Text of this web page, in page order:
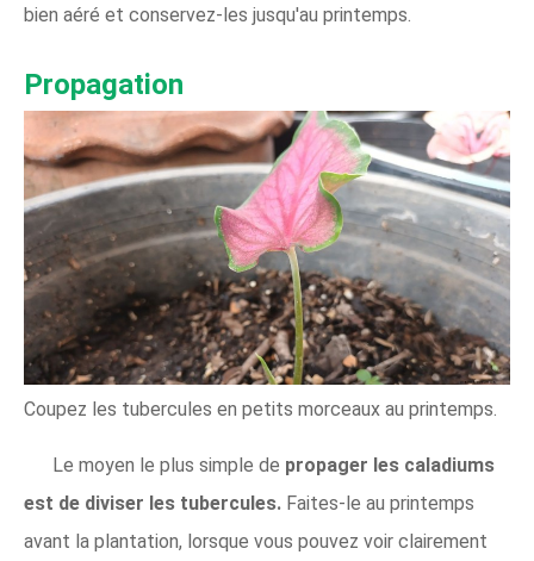
bien aéré et conservez-les jusqu'au printemps.
Propagation
Coupez les tubercules en petits morceaux au printemps.
Le moyen le plus simple de propager les caladiums
est de diviser les tubercules. Faites-le au printemps
avant la plantation, lorsque vous pouvez voir clairement